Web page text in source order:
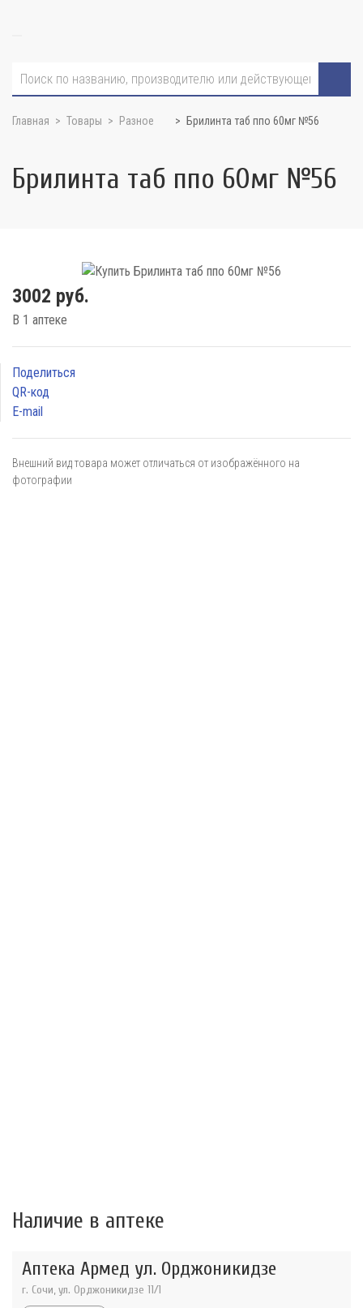
Главная Товары Разное Брилинта таб ппо 60мг №56
Брилинта таб ппо 60мг №56
3002 руб.
В 1 аптеке
Поделиться
QR-код
E-mail
Внешний вид товара может отличаться от изображённого на
фотографии
Наличие в аптеке
Аптека Армед ул. Орджоникидзе
г. Сочи, ул. Орджоникидзе 11/1